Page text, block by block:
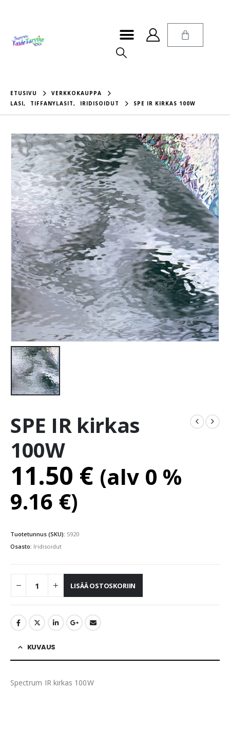
ETUSIVU
VERKKOKAUPPA
LASI, TIFFANYLASIT, IRIDISOIDUT SPE IR KIRKAS 100W
SPE IR kirkas
100W
11.50 € (alv 0 %
9.16 €)
Tuotetunnus (SKU): 5920
Osasto: Iridisoidut
LISÄÄ OSTOSKORIIN
KUVAUS
Spectrum IR kirkas 100W